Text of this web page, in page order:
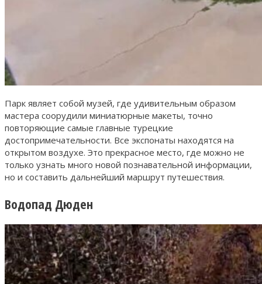
Парк являет собой музей, где удивительным образом
мастера соорудили миниатюрные макеты, точно
повторяющие самые главные турецкие
достопримечательности. Все экспонаты находятся на
открытом воздухе. Это прекрасное место, где можно не
только узнать много новой познавательной информации,
но и составить дальнейший маршрут путешествия.
Водопад Дюден